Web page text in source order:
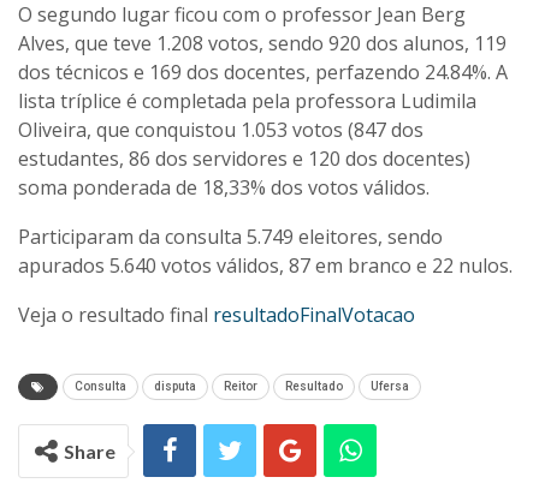
O segundo lugar ficou com o professor Jean Berg
Alves, que teve 1.208 votos, sendo 920 dos alunos, 119
dos técnicos e 169 dos docentes, perfazendo 24.84%. A
lista tríplice é completada pela professora Ludimila
Oliveira, que conquistou 1.053 votos (847 dos
estudantes, 86 dos servidores e 120 dos docentes)
soma ponderada de 18,33% dos votos válidos.
Participaram da consulta 5.749 eleitores, sendo
apurados 5.640 votos válidos, 87 em branco e 22 nulos.
Veja o resultado final resultadoFinalVotacao
Consulta disputa Reitor Resultado Ufersa
Share